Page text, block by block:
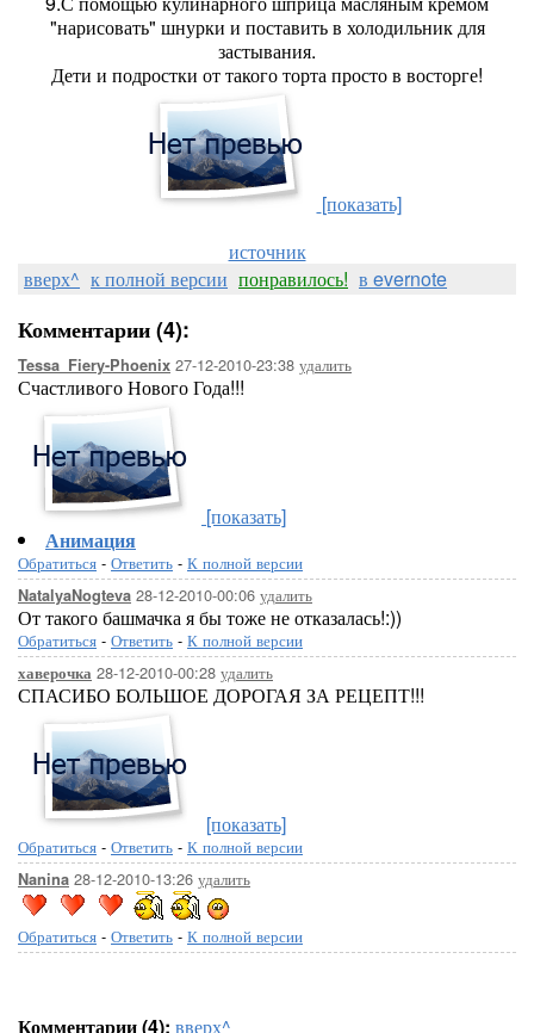
"нарисовать" шнурки и поставить в холодильник для
застывания.
Дети и подростки от такого торта просто в восторге!
[показать]
источник
вверх^ к полной версии понравилось! в evernote
Комментарии (4):
Tessa_Fiery-Phoenix 27-12-2010-23:38 удалить
Счастливого Нового Года!!!
[показать]
Анимация
Обратиться - Ответить - К полной версии
NatalyaNogteva 28-12-2010-00:06 удалить
От такого башмачка я бы тоже не отказалась!:))
Обратиться - Ответить - К полной версии
хаверочка 28-12-2010-00:28 удалить
СПАСИБО БОЛЬШОЕ ДОРОГАЯ ЗА РЕЦЕПТ!!!
[показать]
Обратиться - Ответить - К полной версии
Nanina 28-12-2010-13:26 удалить
Обратиться - Ответить - К полной версии
Комментарии (4): вверх^